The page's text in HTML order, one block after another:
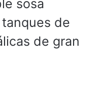
sosa
de
de gran